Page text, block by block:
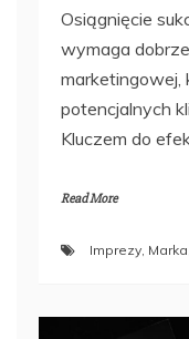
Osiągnięcie
wymaga
marketingowej,
potencjalnych
Kluczem do
Read More
Imprezy, Marka